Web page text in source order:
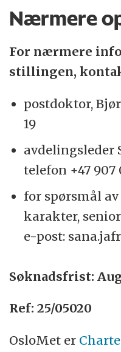
Nærmere
For nærmere
stillingen,
postdoktor,
19
avdelingsleder
telefon +47 907
for spørsmål
karakter,
e-post:
Søknadsfrist:
Ref: 25/05020
OsloMet er